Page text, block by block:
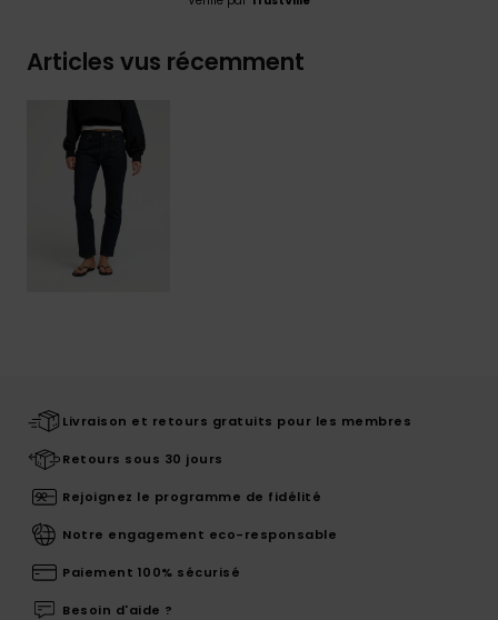
Articles vus récemment
Livraison et retours gratuits pour les membres
Retours sous 30 jours
Rejoignez le programme de fidélité
Notre engagement eco-responsable
Paiement 100% sécurisé
Besoin d'aide ?